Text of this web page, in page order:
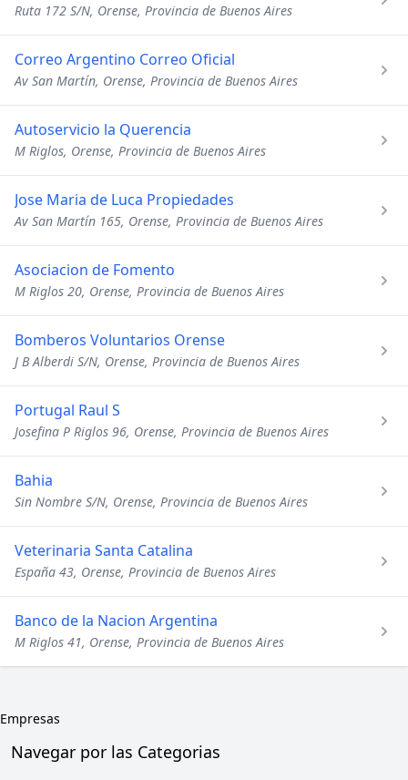
Ruta 172 S/N, Orense, Provincia de Buenos Aires
Correo Argentino Correo Oficial
Av San Martín, Orense, Provincia de Buenos Aires
Autoservicio la Querencia
M Riglos, Orense, Provincia de Buenos Aires
Jose Maria de Luca Propiedades
Av San Martín 165, Orense, Provincia de Buenos Aires
Asociacion de Fomento
M Riglos 20, Orense, Provincia de Buenos Aires
Bomberos Voluntarios Orense
J B Alberdi S/N, Orense, Provincia de Buenos Aires
Portugal Raul S
Josefina P Riglos 96, Orense, Provincia de Buenos Aires
Bahia
Sin Nombre S/N, Orense, Provincia de Buenos Aires
Veterinaria Santa Catalina
España 43, Orense, Provincia de Buenos Aires
Banco de la Nacion Argentina
M Riglos 41, Orense, Provincia de Buenos Aires
Empresas
Navegar por las Categorias